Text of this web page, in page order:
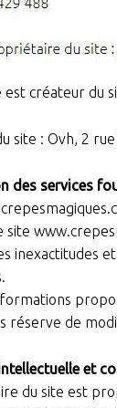
est créateur du
site : Ovh, 2
des services
site
inexactitudes
réserve de
et
du site est